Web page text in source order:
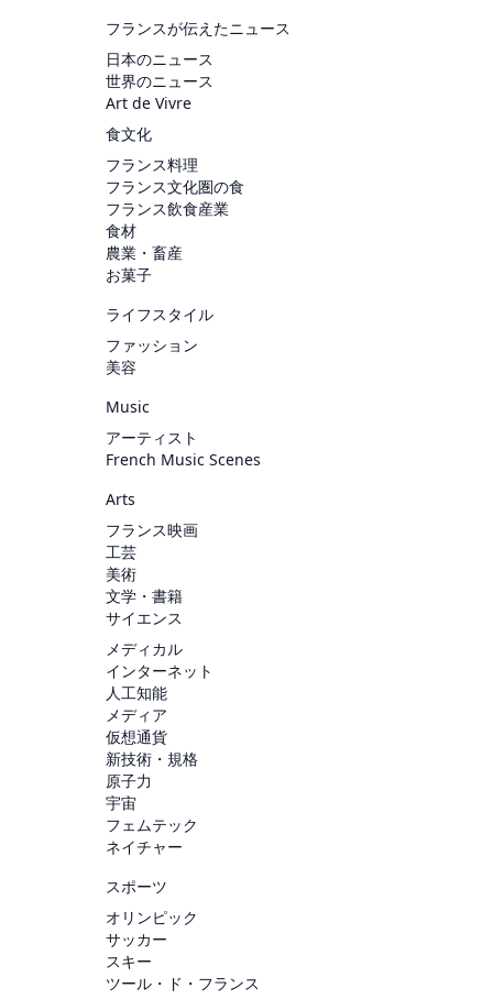
フランスが伝えたニュース
日本のニュース
世界のニュース
Art de Vivre
食文化
フランス料理
フランス文化圏の食
フランス飲食産業
食材
農業・畜産
お菓子
ライフスタイル
ファッション
美容
Music
アーティスト
French Music Scenes
Arts
フランス映画
工芸
美術
文学・書籍
サイエンス
メディカル
インターネット
人工知能
メディア
仮想通貨
新技術・規格
原子力
宇宙
フェムテック
ネイチャー
スポーツ
オリンピック
サッカー
スキー
ツール・ド・フランス